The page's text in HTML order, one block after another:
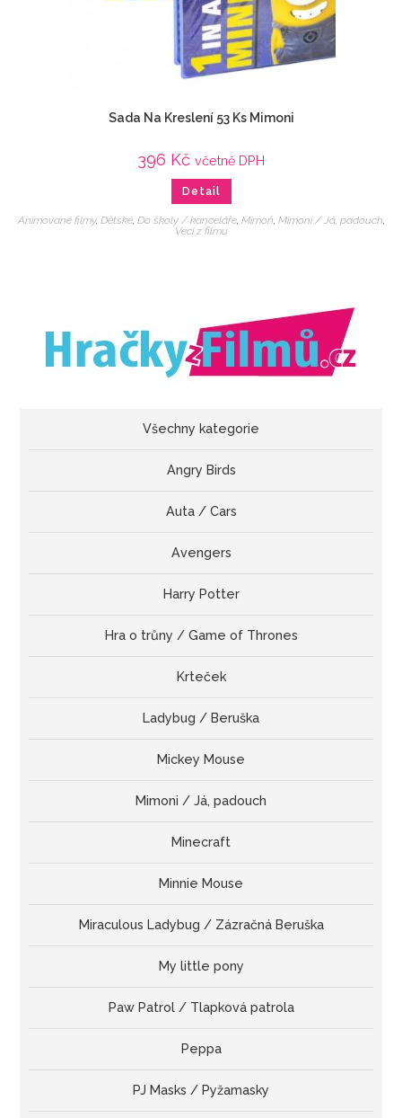
Sada Na Kreslení 53 Ks Mimoni
396 Kč včetně DPH
Detail
Animované filmy, Dětské, Do školy / kanceláře, Mimoň, Mimoni / Já, padouch,
Veci z filmu
Všechny kategorie
Angry Birds
Auta / Cars
Avengers
Harry Potter
Hra o trůny / Game of Thrones
Krteček
Ladybug / Beruška
Mickey Mouse
Mimoni / Já, padouch
Minecraft
Minnie Mouse
Miraculous Ladybug / Zázračná Beruška
My little pony
Paw Patrol / Tlapková patrola
Peppa
PJ Masks / Pyžamasky